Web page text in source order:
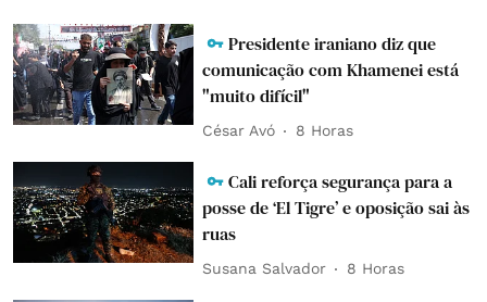
Presidente iraniano diz que
comunicação com Khamenei está
"muito difícil"
César Avó 8 Horas
Cali reforça segurança para a
posse de ‘El Tigre’ e oposição sai às
ruas
Susana Salvador 8 Horas